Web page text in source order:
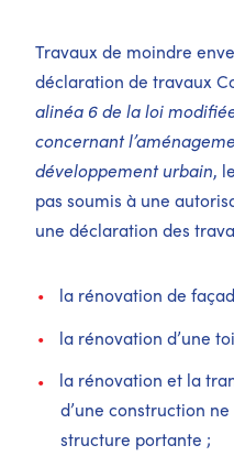
Travaux de moindre
déclaration de travaux
alinéa 6 de la loi
concernant
développement urbain,
pas soumis à une
une déclaration des
la rénovation de
la rénovation d’une
la rénovation et la
d’une construction
structure portante ;